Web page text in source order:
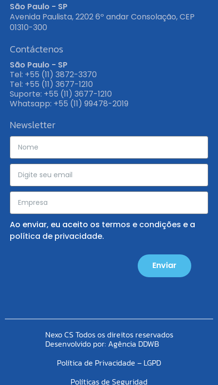
São Paulo - SP
Avenida Paulista, 2202 6º andar Consolação, CEP
01310-300
Contáctenos
São Paulo - SP
Tel: +55 (11) 3872-3370
Tel: +55 (11) 3677-1210
Suporte: +55 (11) 3677-1210
Whatsapp: +55 (11) 99478-2019
Newsletter
Ao enviar, eu aceito os termos e condições e a
política de privacidade.
Enviar
Nexo CS Todos os direitos reservados
Desenvolvido por: Agência DDWB
Política de Privacidade – LGPD
Políticas de Seguridad